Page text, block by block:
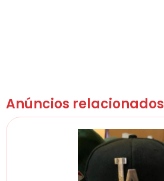
Anúncios relacionados